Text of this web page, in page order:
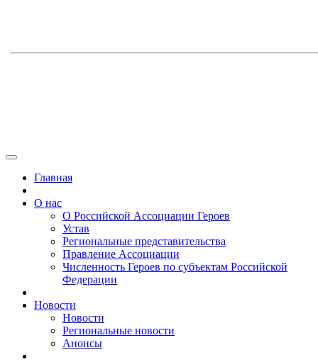
Главная
О нас
О Российской Ассоциации Героев
Устав
Региональные представительства
Правление Ассоциации
Численность Героев по субъектам Российской
Федерации
Новости
Новости
Региональные новости
Анонсы